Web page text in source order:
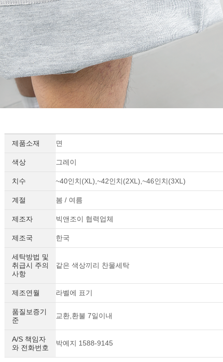
제품소재 면
색상 그레이
치수 ~40인치(XL),~42인치(2XL),~46인치(3XL)
계절 봄 / 여름
제조자 빅앤조이 협력업체
제조국 한국
세탁방법 및
취급시 주의
사항
같은 색상끼리 찬물세탁
제조연월 라벨에 표기
품질보증기
준
교환,환불 7일이내
A/S 책임자
와 전화번호
박예지 1588-9145